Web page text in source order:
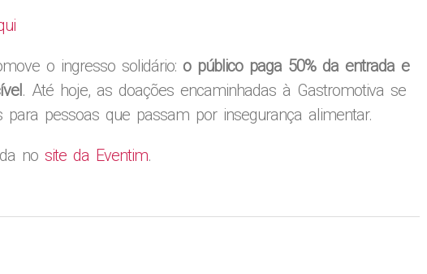
o ingresso solidário: o público paga 50% da entrada e
. Até hoje, as doações encaminhadas à Gastromotiva se
pessoas que passam por insegurança alimentar.
no site da Eventim.